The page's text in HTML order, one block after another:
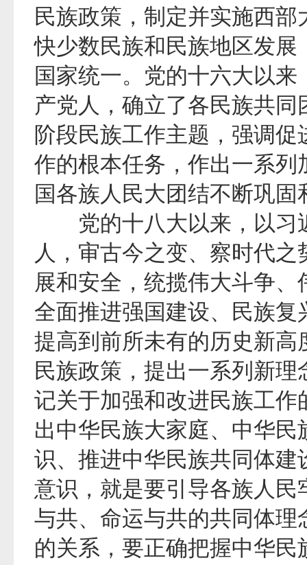
民族政策，制定并实施西
快少数民族和民族地区发
国家统一。党的十六大以
产党人，确立了各民族共
阶段民族工作主题，强调
作的根本任务，作出一系
国各族人民大团结不断巩固
党的十八大以来，以习
人，审古今之变、察时代
展和安全，统揽伟大斗争
全面推进强国建设、民族
提高到前所未有的历史新
民族政策，提出一系列新
记关于加强和改进民族工
出中华民族大家庭、中华
识、推进中华民族共同体
意识，就是要引导各族人
与共、命运与共的共同体
的关系，要正确把握中华